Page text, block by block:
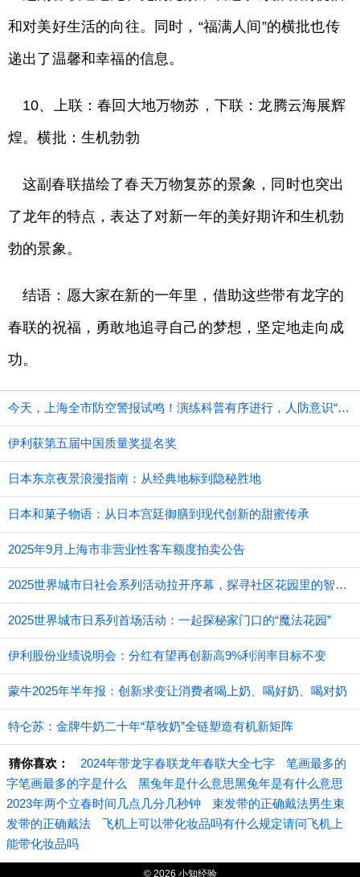
和对美好生活的向往。同时，“福满人间”的横批也传
递出了温馨和幸福的信息。
10、上联：春回大地万物苏，下联：龙腾云海展辉
煌。横批：生机勃勃
这副春联描绘了春天万物复苏的景象，同时也突出
了龙年的特点，表达了对新一年的美好期许和生机勃
勃的景象。
结语：愿大家在新的一年里，借助这些带有龙字的
春联的祝福，勇敢地追寻自己的梦想，坚定地走向成
功。
今天，上海全市防空警报试鸣！演练科普有序进行，人防意识“声入人心”
伊利获第五届中国质量奖提名奖
日本东京夜景浪漫指南：从经典地标到隐秘胜地
日本和菓子物语：从日本宫廷御膳到现代创新的甜蜜传承
2025年9月上海市非营业性客车额度拍卖公告
2025世界城市日社会系列活动拉开序幕，探寻社区花园里的智慧应用
2025世界城市日系列首场活动：一起探秘家门口的“魔法花园”
伊利股份业绩说明会：分红有望再创新高9%利润率目标不变
蒙牛2025年半年报：创新求变让消费者喝上奶、喝好奶、喝对奶
特仑苏：金牌牛奶二十年“草牧奶”全链塑造有机新矩阵
猜你喜欢： 2024年带龙字春联龙年春联大全七字
笔画最多的
字笔画最多的字是什么
黑兔年是什么意思黑兔年是有什么意思
2023年两个立春时间几点几分几秒钟
束发带的正确戴法男生束
发带的正确戴法
飞机上可以带化妆品吗有什么规定请问飞机上
能带化妆品吗
© 2026 小知经验